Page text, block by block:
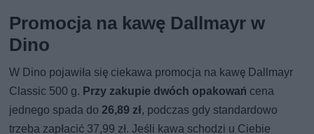
Promocja na kawę Dallmayr w
Dino
W Dino pojawiła się ciekawa promocja na kawę Dallmayr
Classic 500 g. Przy zakupie dwóch opakowań cena
jednego spada do26,89 zł, podczas gdy standardowo
trzeba zapłacić 37,99 zł. Jeśli kawa schodzi u Ciebie